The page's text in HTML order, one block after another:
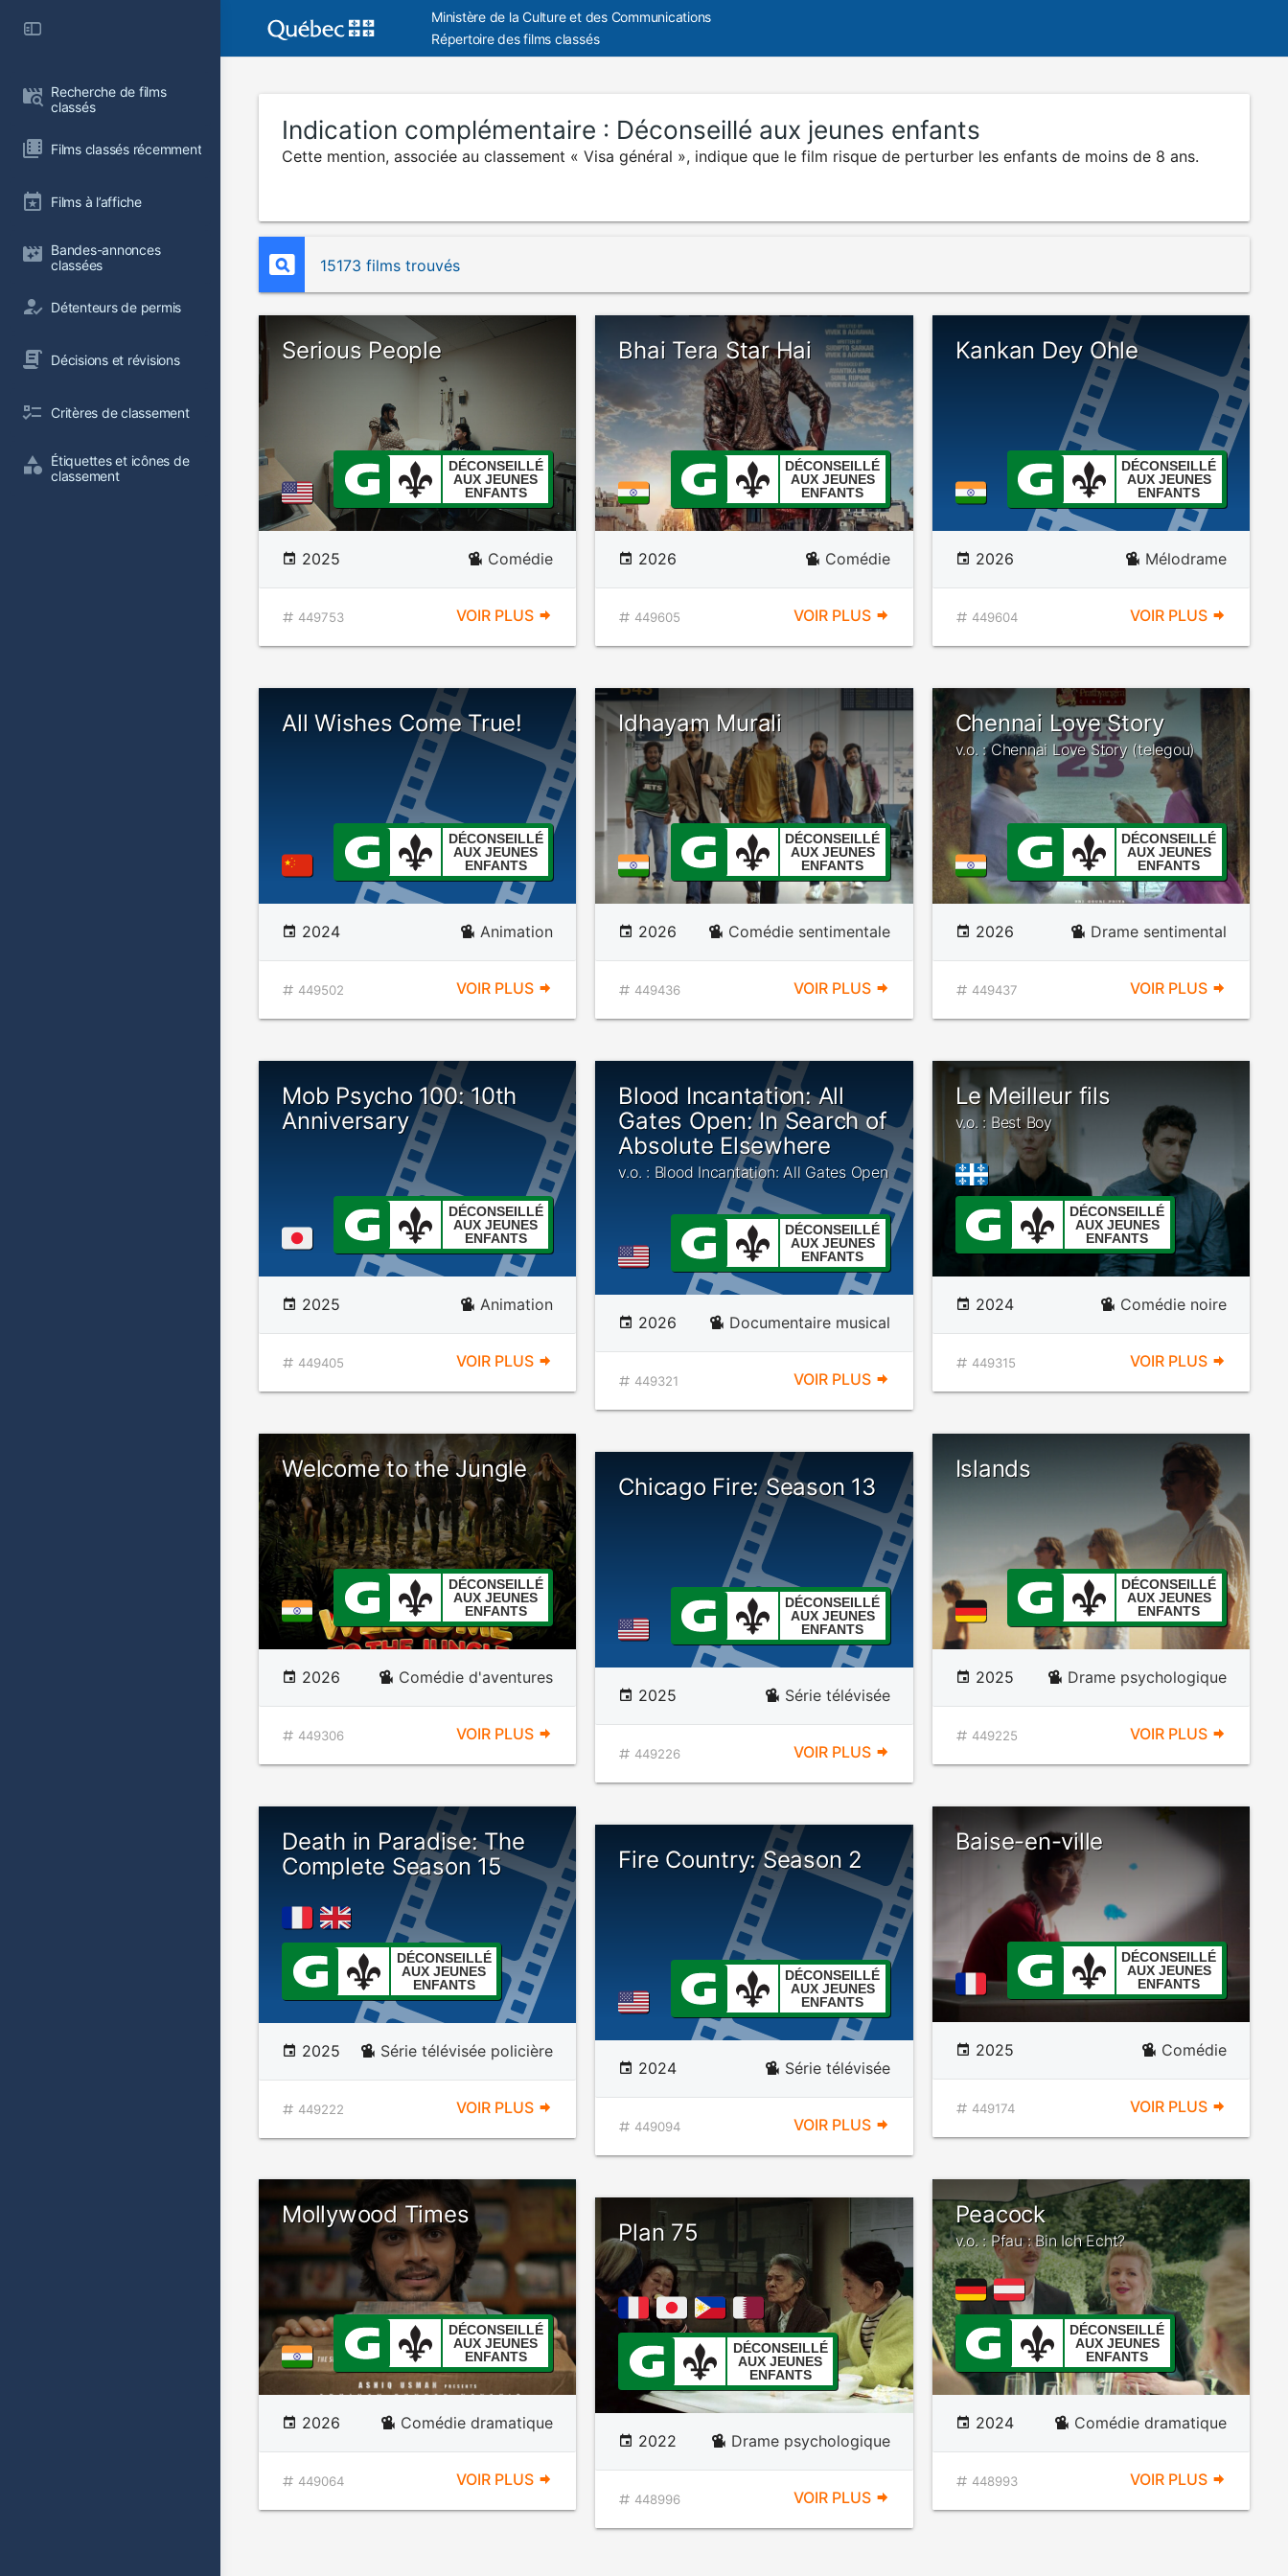
Recherche de films
classés
Films classés récemment
Films à l’affiche
Bandes-annonces
classées
Détenteurs de permis
Décisions et révisions
Critères de classement
Étiquettes et icônes de
classement
Ministère de la Culture et des Communications
Répertoire des films classés
Indication complémentaire : Déconseillé aux jeunes enfants
Cette mention, associée au classement « Visa général », indique que le film risque de perturber les enfants de moins de 8 ans.
15173 films trouvés
Serious People
DÉCONSEILLÉ
AUX JEUNES
ENFANTS
2025 Comédie
449753 VOIR PLUS
Bhai Tera Star Hai
DÉCONSEILLÉ
AUX JEUNES
ENFANTS
2026 Comédie
449605 VOIR PLUS
Kankan Dey Ohle
DÉCONSEILLÉ
AUX JEUNES
ENFANTS
2026 Mélodrame
449604 VOIR PLUS
All Wishes Come True!
DÉCONSEILLÉ
AUX JEUNES
ENFANTS
2024 Animation
449502 VOIR PLUS
Idhayam Murali
DÉCONSEILLÉ
AUX JEUNES
ENFANTS
2026 Comédie sentimentale
449436 VOIR PLUS
Chennai Love Story
v.o. : Chennai Love Story (telegou)
DÉCONSEILLÉ
AUX JEUNES
ENFANTS
2026 Drame sentimental
449437 VOIR PLUS
Mob Psycho 100: 10th
Anniversary
DÉCONSEILLÉ
AUX JEUNES
ENFANTS
2025 Animation
449405 VOIR PLUS
Blood Incantation: All
Gates Open: In Search of
Absolute Elsewhere
v.o. : Blood Incantation: All Gates Open
DÉCONSEILLÉ
AUX JEUNES
ENFANTS
2026 Documentaire musical
449321 VOIR PLUS
Le Meilleur fils
v.o. : Best Boy
DÉCONSEILLÉ
AUX JEUNES
ENFANTS
2024 Comédie noire
449315 VOIR PLUS
Welcome to the Jungle
DÉCONSEILLÉ
AUX JEUNES
ENFANTS
2026 Comédie d'aventures
449306 VOIR PLUS
Islands
DÉCONSEILLÉ
AUX JEUNES
ENFANTS
2025 Drame psychologique
449225 VOIR PLUS
Chicago Fire: Season 13
DÉCONSEILLÉ
AUX JEUNES
ENFANTS
2025 Série télévisée
449226 VOIR PLUS
Death in Paradise: The
Complete Season 15
DÉCONSEILLÉ
AUX JEUNES
ENFANTS
2025 Série télévisée policière
449222 VOIR PLUS
Baise-en-ville
DÉCONSEILLÉ
AUX JEUNES
ENFANTS
2025 Comédie
449174 VOIR PLUS
Fire Country: Season 2
DÉCONSEILLÉ
AUX JEUNES
ENFANTS
2024 Série télévisée
449094 VOIR PLUS
Mollywood Times
DÉCONSEILLÉ
AUX JEUNES
ENFANTS
2026 Comédie dramatique
449064 VOIR PLUS
Peacock
v.o. : Pfau : Bin Ich Echt?
DÉCONSEILLÉ
AUX JEUNES
ENFANTS
2024 Comédie dramatique
448993 VOIR PLUS
Plan 75
DÉCONSEILLÉ
AUX JEUNES
ENFANTS
2022 Drame psychologique
448996 VOIR PLUS